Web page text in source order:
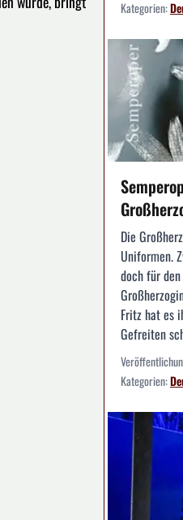
Kategorien:
Die
Uniformen.
doch für
Fritz hat es
Gefreiten
Kategorien: